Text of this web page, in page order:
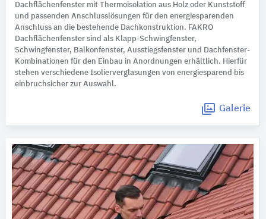
Dachflächenfenster mit Thermoisolation aus Holz oder Kunststoff
und passenden Anschlusslösungen für den energiesparenden
Anschluss an die bestehende Dachkonstruktion. FAKRO
Dachflächenfenster sind als Klapp-Schwingfenster,
Schwingfenster, Balkonfenster, Ausstiegsfenster und Dachfenster-
Kombinationen für den Einbau in Anordnungen erhältlich. Hierfür
stehen verschiedene Isolierverglasungen von energiesparend bis
einbruchsicher zur Auswahl.
Galerie